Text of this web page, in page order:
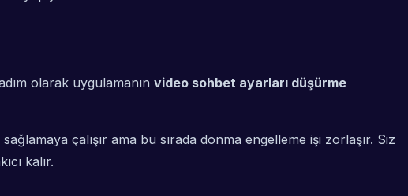
olarak uygulamanın video sohbet ayarları düşürme
çalışır ama bu sırada donma engelleme işi zorlaşır. Siz
kalır.